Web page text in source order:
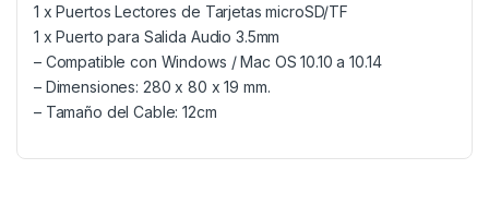
1 x Puertos Lectores de Tarjetas microSD/TF
1 x Puerto para Salida Audio 3.5mm
– Compatible con Windows / Mac OS 10.10 a 10.14
– Dimensiones: 280 x 80 x 19 mm.
– Tamaño del Cable: 12cm